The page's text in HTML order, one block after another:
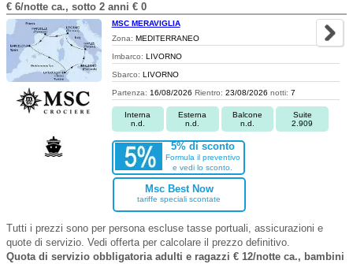
€ 6/notte ca., sotto 2 anni € 0
MSC MERAVIGLIA
Zona: MEDITERRANEO
Imbarco: LIVORNO
Sbarco: LIVORNO
Partenza: 16/08/2026 Rientro: 23/08/2026 notti: 7
Interna
n.d.
Esterna
n.d.
Balcone
n.d.
Suite
2.909
5% di sconto
Formula il preventivo
e vedi lo sconto.
Msc Best Now
tariffe speciali scontate
Tutti i prezzi sono per persona escluse tasse portuali, assicurazioni e
quote di servizio. Vedi offerta per calcolare il prezzo definitivo.
Quota di servizio obbligatoria adulti e ragazzi € 12/notte ca., bambini